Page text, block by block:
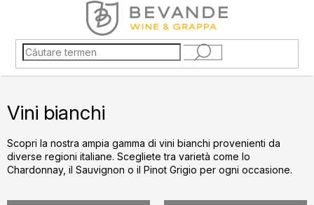
Vini bianchi
Scopri la nostra ampia gamma di vini bianchi provenienti da
diverse regioni italiane. Scegliete tra varietà come lo
Chardonnay, il Sauvignon o il Pinot Grigio per ogni occasione.